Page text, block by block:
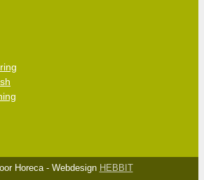
Horeca - Webdesign HEBBIT